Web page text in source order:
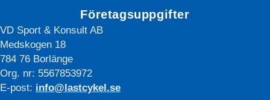
Företagsuppgifter
VD Sport & Konsult AB
Medskogen 18
784 76 Borlänge
Org. nr: 5567853972
E-post: info@lastcykel.se